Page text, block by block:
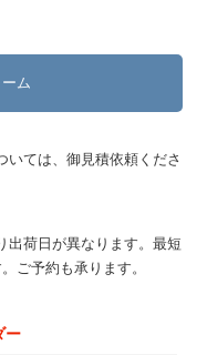
ム
いては、御見積依頼くださ
出荷日が異なります。最短
ご予約も承ります。
ー